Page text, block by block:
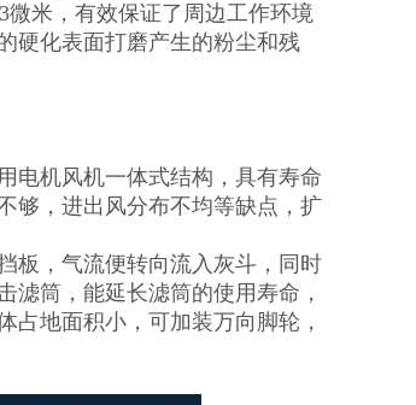
微米，有效保证了周边工作环境
硬化表面打磨产生的粉尘和残
电机风机一体式结构，具有寿命
够，进出风分布不均等缺点，扩
板，气流便转向流入灰斗，同时
筒，能延长滤筒的使用寿命，
占地面积小，可加装万向脚轮，